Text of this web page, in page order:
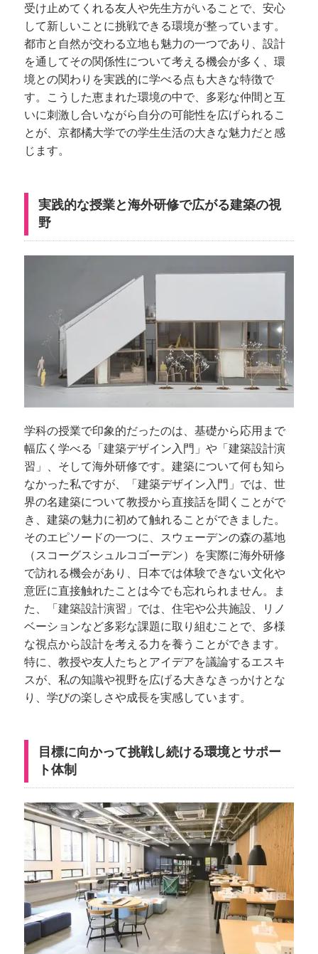
受け止めてくれる友人や先生方がいることで、安心
して新しいことに挑戦できる環境が整っています。
都市と自然が交わる立地も魅力の一つであり、設計
を通してその関係性について考える機会が多く、環
境との関わりを実践的に学べる点も大きな特徴で
す。こうした恵まれた環境の中で、多彩な仲間と互
いに刺激し合いながら自分の可能性を広げられるこ
とが、京都橘大学での学生生活の大きな魅力だと感
じます。
実践的な授業と海外研修で広がる建築の視
野
学科の授業で印象的だったのは、基礎から応用まで
幅広く学べる「建築デザイン入門」や「建築設計演
習」、そして海外研修です。建築について何も知ら
なかった私ですが、「建築デザイン入門」では、世
界の名建築について教授から直接話を聞くことがで
き、建築の魅力に初めて触れることができました。
そのエピソードの一つに、スウェーデンの森の墓地
（スコーグスシュルコゴーデン）を実際に海外研修
で訪れる機会があり、日本では体験できない文化や
意匠に直接触れたことは今でも忘れられません。ま
た、「建築設計演習」では、住宅や公共施設、リノ
ベーションなど多彩な課題に取り組むことで、多様
な視点から設計を考える力を養うことができます。
特に、教授や友人たちとアイデアを議論するエスキ
スが、私の知識や視野を広げる大きなきっかけとな
り、学びの楽しさや成長を実感しています。
目標に向かって挑戦し続ける環境とサポー
ト体制